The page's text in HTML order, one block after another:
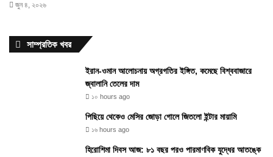
জুন ৪, ২০২৬
সাম্প্রতিক খবর
ইরান-ওমান আলোচনায় অগ্রগতির ইঙ্গিত, কমেছে বিশ্ববাজারে
জ্বালানি তেলের দাম
১০ hours ago
পিছিয়ে থেকেও মেসির জোড়া গোলে জিতলো ইন্টার মায়ামি
১৬ hours ago
হিরোশিমা দিবস আজ: ৮১ বছর পরও পারমাণবিক যুদ্ধের আতঙ্কে